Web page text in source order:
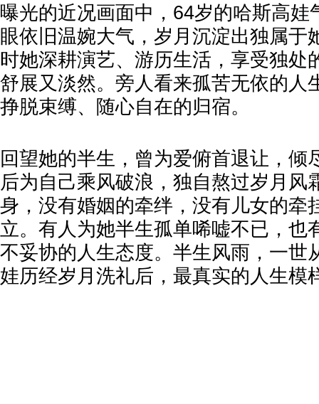
曝光的近况画面中，64岁的哈斯高娃
眼依旧温婉大气，岁月沉淀出独属于
时她深耕演艺、游历生活，享受独处
舒展又淡然。旁人看来孤苦无依的人
挣脱束缚、随心自在的归宿。
回望她的半生，曾为爱俯首退让，倾
后为自己乘风破浪，独自熬过岁月风
身，没有婚姻的牵绊，没有儿女的牵
立。有人为她半生孤单唏嘘不已，也
不妥协的人生态度。半生风雨，一世
娃历经岁月洗礼后，最真实的人生模